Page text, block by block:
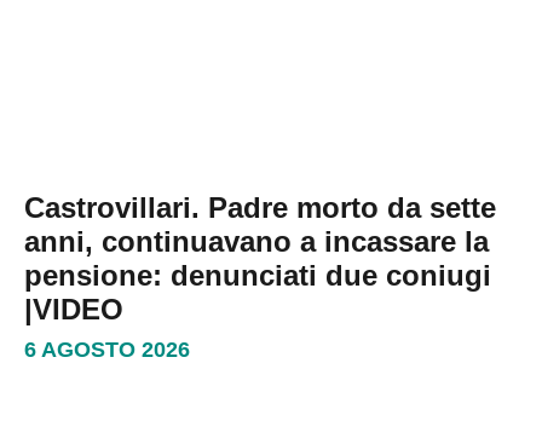
Castrovillari. Padre morto da sette
anni, continuavano a incassare la
pensione: denunciati due coniugi
|VIDEO
6 AGOSTO 2026